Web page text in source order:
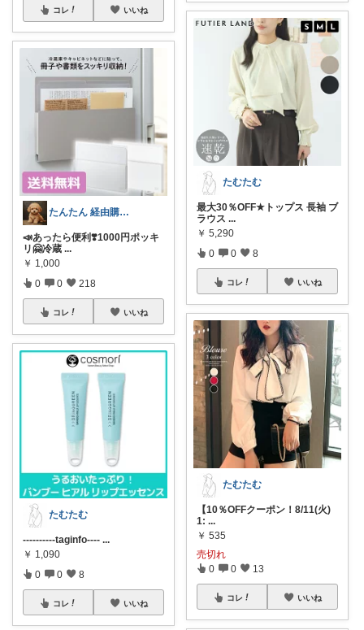
コレ いいね
たんたん 経由購入ありがとうございます！
📣あったら便利❣️1000円ポッキ
リ🤗冷蔵 ...
￥ 1,000
0 0 218
コレ いいね
たむたむ
----------taginfo---- ...
￥ 1,090
0 0 8
コレ いいね
たむたむ
最大30％OFF★トップス 長袖 ブ
ラウス ...
￥ 5,290
0 0 8
コレ いいね
たむたむ
【10％OFFクーポン！8/11(火)
1: ...
￥ 535
売切れ
0 0 13
コレ いいね